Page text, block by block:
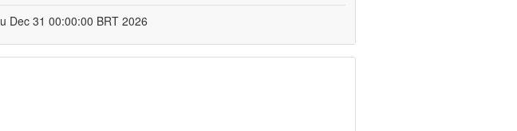
Dec 31 00:00:00 BRT 2026